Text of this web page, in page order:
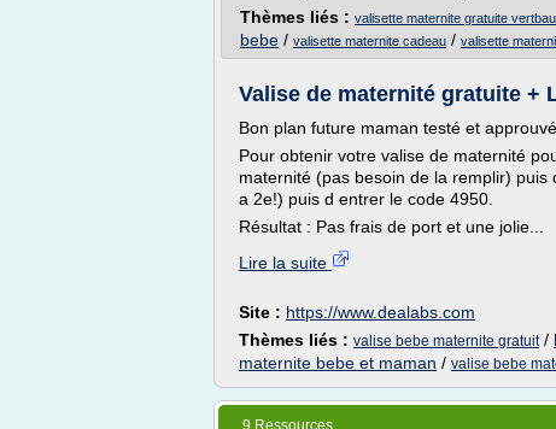
Thèmes liés : valisette maternite gratuite
bebe / valisette maternite cadeau / valisette
Valise de maternité gratuite +
Bon plan future maman testé et approuvé
Pour obtenir votre valise de maternité
maternité (pas besoin de la remplir)
a 2e!) puis d entrer le code 4950.
Résultat : Pas frais de port et une jolie...
Lire la suite
Site : https://www.dealabs.com
Thèmes liés : valise bebe maternite gratuit/
maternite bebe et maman / valise bebe
9 Ressources